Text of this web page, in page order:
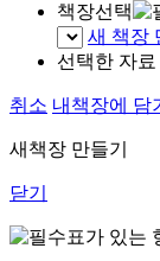
책장선택
새 책장
선택한 자료
취소 내책장에 담
새책장 만들기
닫기
표가 있는